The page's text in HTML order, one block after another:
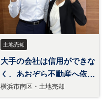
土地売却
大手の会社は信用ができな
く、あおぞら不動産へ依頼
した。
横浜市南区・土地売却